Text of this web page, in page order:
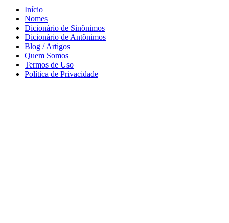
Início
Nomes
Dicionário de Sinônimos
Dicionário de Antônimos
Blog / Artigos
Quem Somos
Termos de Uso
Política de Privacidade